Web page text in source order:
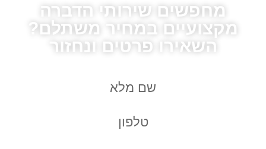
מחפשים שירותי הדברה
מקצועיים במחיר משתלם?
השאירו פרטים ונחזור